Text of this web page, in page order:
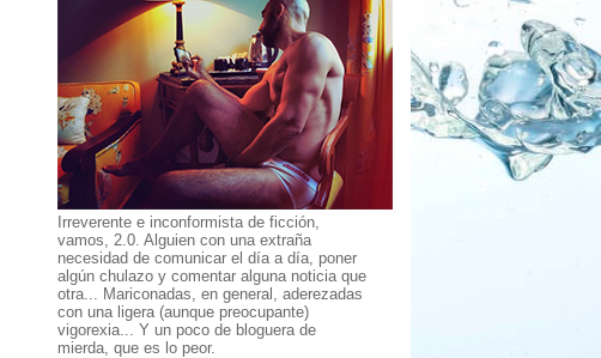
Irreverente e inconformista de ficción,
vamos, 2.0. Alguien con una extraña
necesidad de comunicar el día a día, poner
algún chulazo y comentar alguna noticia que
otra... Mariconadas, en general, aderezadas
con una ligera (aunque preocupante)
vigorexia... Y un poco de bloguera de
mierda, que es lo peor.